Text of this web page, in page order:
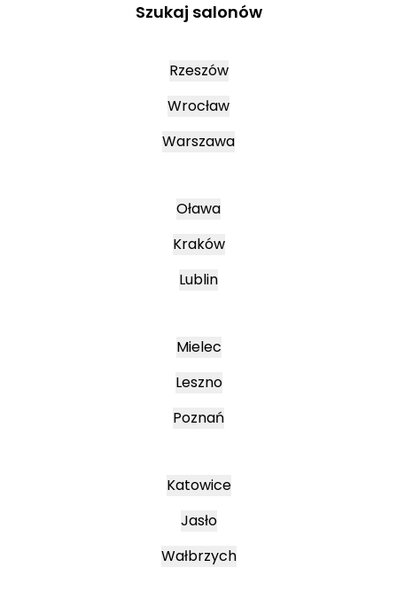
Szukaj salonów
Rzeszów
Wrocław
Warszawa
Oława
Kraków
Lublin
Mielec
Leszno
Poznań
Katowice
Jasło
Wałbrzych